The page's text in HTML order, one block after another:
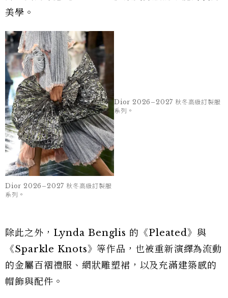
本季最鮮明的視覺語彙，來自 Lynda Benglis 自
1970 年代末開始創作的《Peacock》系列。旅居
印度古吉拉特邦艾哈邁達巴德（Ahmedabad）期
間，她受到 Sarabhai 家族莊園中孔雀開屏姿態啟
發，創作出一系列結合鐵絲網、琺瑯、玻璃、塑
膠、花朵貼飾與珠飾的雕塑作品。Jonathan
Anderson 並未直接複製《Peacock》的形式，
而是將其中的量體、色彩與裝飾性重新轉譯為高級
訂製服語言。巨大扇形結構自胸前與腰際展開，如
同孔雀羽毛綻放；鮮明色彩、花卉刺繡與立體珠
飾，共同呼應《Peacock》系列奔放而華麗的裝飾
美學。